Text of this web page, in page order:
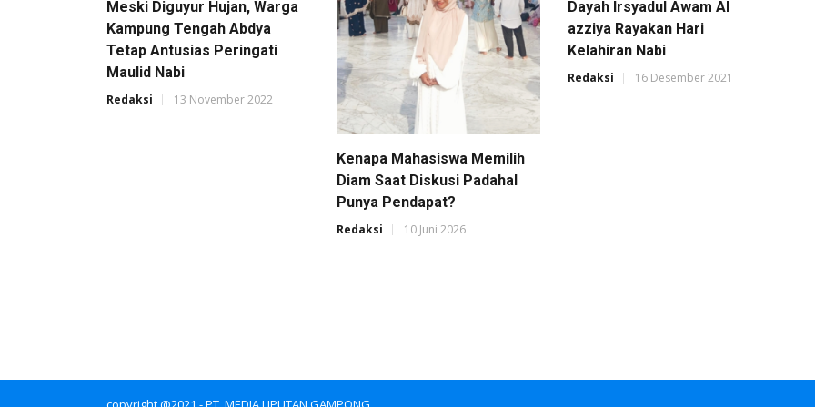
Meski Diguyur Hujan, Warga
Kampung Tengah Abdya
Tetap Antusias Peringati
Maulid Nabi
Redaksi 13 November 2022
Kenapa Mahasiswa Memilih
Diam Saat Diskusi Padahal
Punya Pendapat?
Redaksi 10 Juni 2026
Dayah Irsyadul Awam Al
azziya Rayakan Hari
Kelahiran Nabi
Redaksi 16 Desember 2021